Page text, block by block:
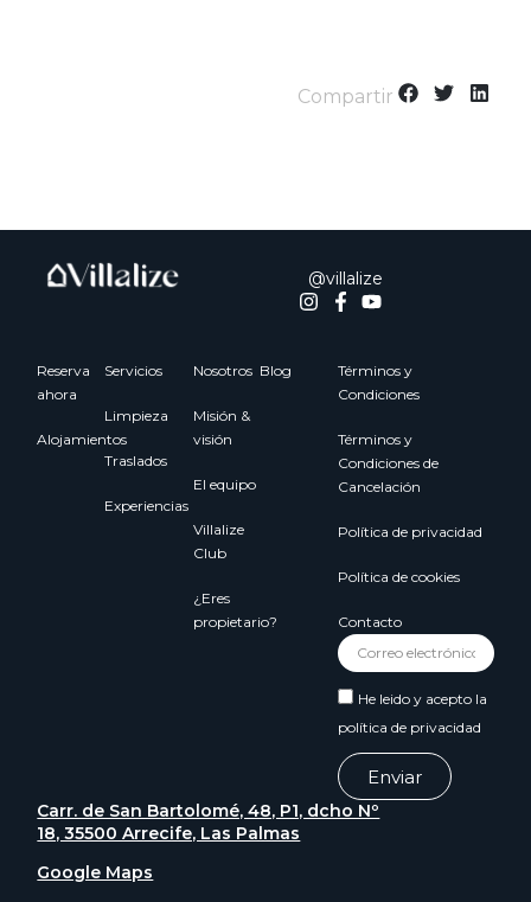
Compartir
@villalize
Reserva
ahora
Alojamientos
Servicios
Limpieza
Traslados
Experiencias
Nosotros
Misión &
visión
El equipo
Villalize
Club
¿Eres
propietario?
Términos y
Condiciones
Términos y
Condiciones de
Cancelación
Política de privacidad
Política de cookies
Contacto
He leido y acepto la
política de privacidad
Enviar
Blog
Carr. de San Bartolomé, 48, P1, dcho Nº
18, 35500 Arrecife, Las Palmas
Google Maps